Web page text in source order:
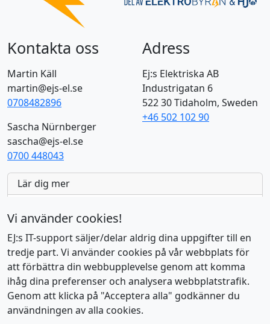
Kontakta oss
Martin Käll
martin@ejs-el.se
0708482896
Sascha Nürnberger
sascha@ejs-el.se
0700 448043
Adress
Ej:s Elektriska AB
Industrigatan 6
522 30 Tidaholm, Sweden
+46 502 102 90
Lär dig mer
Aktuell
EU:s Moln & SaaS-produkter 16
EU:s öppen källkod 8
Linux
Vi använder cookies!
EJ:s IT-support säljer/delar aldrig dina uppgifter till en
tredje part. Vi använder cookies på vår webbplats för
att förbättra din webbupplevelse genom att komma
ihåg dina preferenser och analysera webbplatstrafik.
Genom att klicka på "Acceptera alla" godkänner du
användningen av alla cookies.